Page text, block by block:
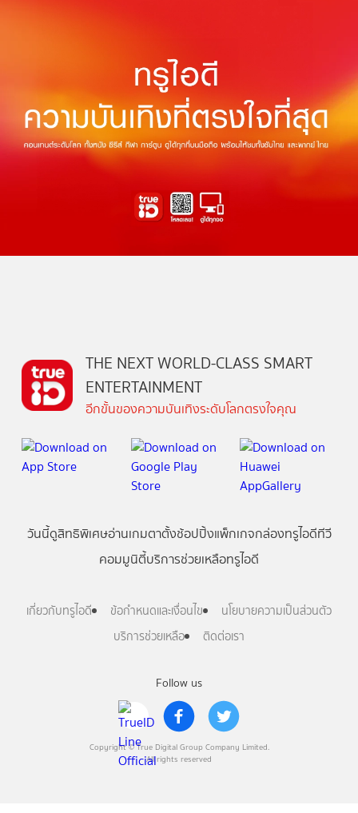
Follow us
Copyright © True Digital Group Company Limited.
All rights reserved
THE NEXT WORLD-CLASS SMART
ENTERTAINMENT
อีกขั้นของความบันเทิงระดับโลกตรงใจคุณ
วันนี้ดูสิทธิพิเศษอ่านเกมตาตั้งช้อปปิ้งแพ็กเกจกล่องทรูไอดีทีวี
คอมมูนิตี้บริการช่วยเหลือทรูไอดี
เกี่ยวกับทรูไอดี ข้อกำหนดและเงื่อนไข
นโยบายความเป็นส่วนตัว
บริการช่วยเหลือ
ติดต่อเรา